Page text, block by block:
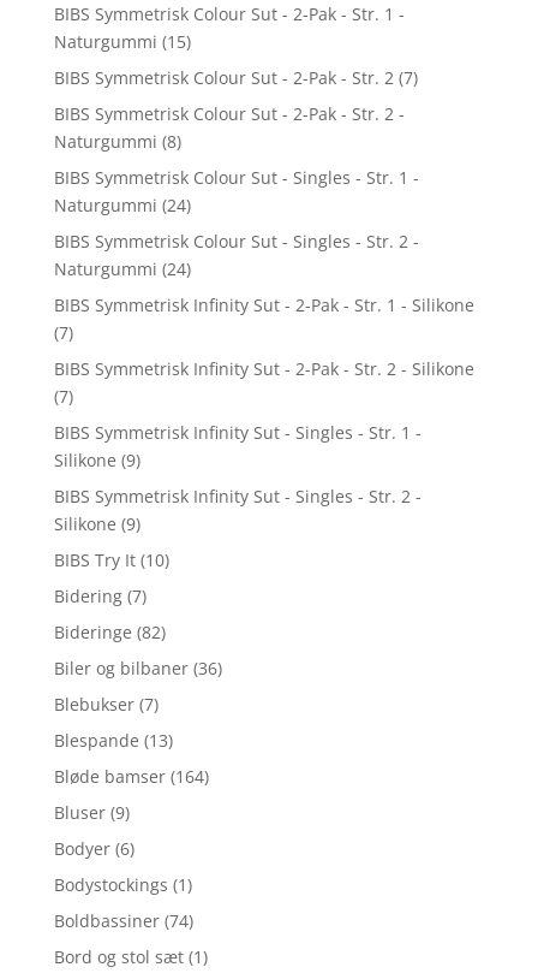
BIBS Symmetrisk Colour Sut - 2-Pak - Str. 1 -
Naturgummi (15)
BIBS Symmetrisk Colour Sut - 2-Pak - Str. 2 (7)
BIBS Symmetrisk Colour Sut - 2-Pak - Str. 2 -
Naturgummi (8)
BIBS Symmetrisk Colour Sut - Singles - Str. 1 -
Naturgummi (24)
BIBS Symmetrisk Colour Sut - Singles - Str. 2 -
Naturgummi (24)
BIBS Symmetrisk Infinity Sut - 2-Pak - Str. 1 - Silikone
(7)
BIBS Symmetrisk Infinity Sut - 2-Pak - Str. 2 - Silikone
(7)
BIBS Symmetrisk Infinity Sut - Singles - Str. 1 -
Silikone (9)
BIBS Symmetrisk Infinity Sut - Singles - Str. 2 -
Silikone (9)
BIBS Try It (10)
Bidering (7)
Bideringe (82)
Biler og bilbaner (36)
Blebukser (7)
Blespande (13)
Bløde bamser (164)
Bluser (9)
Bodyer (6)
Bodystockings (1)
Boldbassiner (74)
Bord og stol sæt (1)